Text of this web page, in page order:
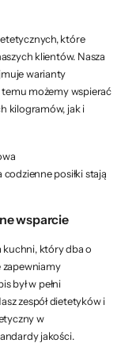
które
klientów. Nasza
warianty
możemy wspierać
kilogramów, jak i
posiłki stają
wsparcie
kuchni, który dba o
zapewniamy
był w pełni
zespół dietetyków i
w
jakości.